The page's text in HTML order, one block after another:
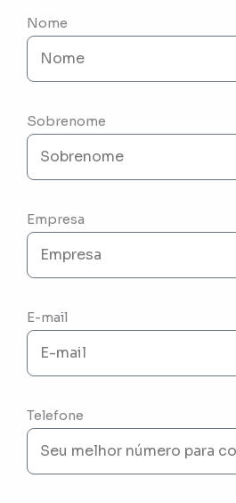
Nome
Sobrenome
Empresa
E-mail
Telefone